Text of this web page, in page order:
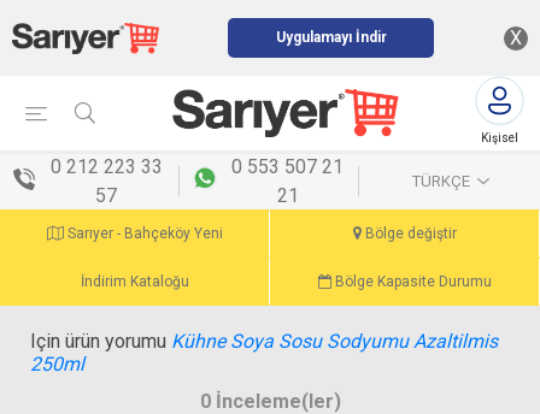
Uygulamayı İndir X
Kişisel
0 212 223 33
57
0 553 507 21
21
TÜRKÇE
Sarıyer - Bahçeköy Yeni Bölge değiştir
İndirim Kataloğu Bölge Kapasite Durumu
Için ürün yorumu Kühne Soya Sosu Sodyumu Azaltilmis
250ml
0 İnceleme(ler)